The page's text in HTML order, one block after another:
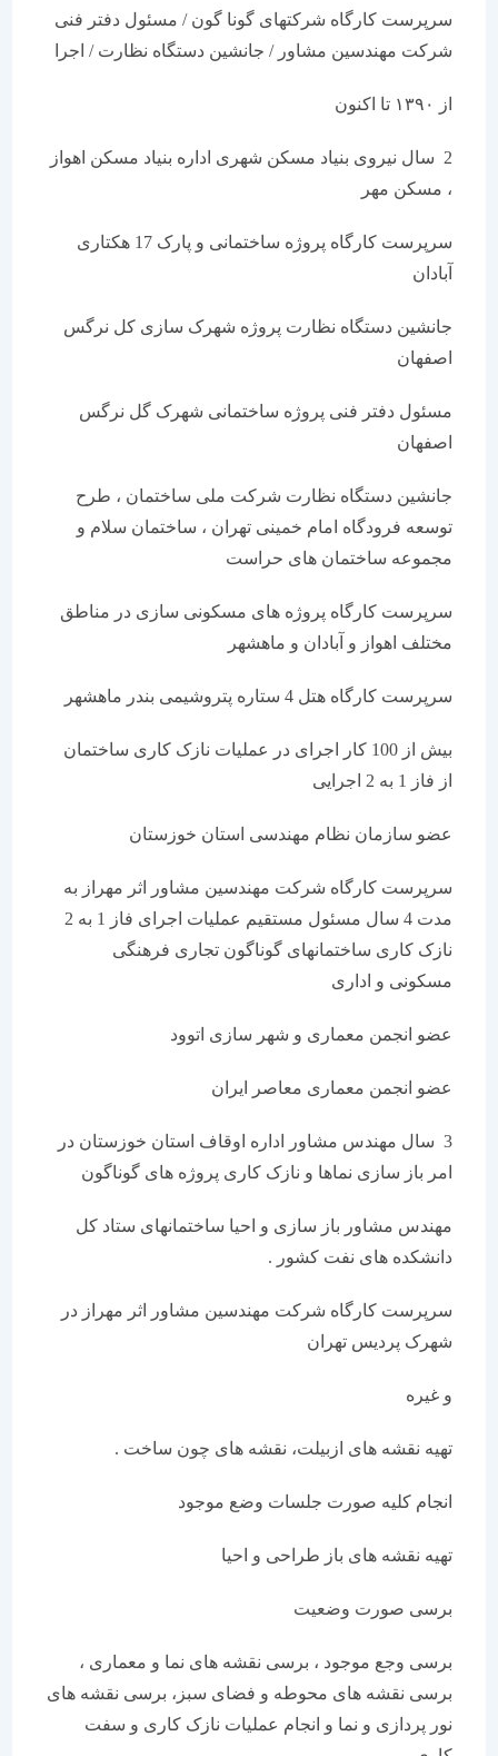
سرپرست کارگاه شرکتهای گونا گون / مسئول دفتر فنی
شرکت مهندسین مشاور / جانشین دستگاه نظارت / اجرا
2 سال نیروی بنیاد مسکن شهری اداره بنیاد مسکن اهواز
، مسکن مهر
سرپرست کارگاه پروژه ساختمانی و پارک 17 هکتاری
جانشین دستگاه نظارت پروژه شهرک سازی کل نرگس
اصفهان
مسئول دفتر فنی پروژه ساختمانی شهرک گل نرگس
اصفهان
جانشین دستگاه نظارت شرکت ملی ساختمان ، طرح
توسعه فرودگاه امام خمینی تهران ، ساختمان سلام و
مجموعه ساختمان های حراست
سرپرست کارگاه پروژه های مسکونی سازی در مناطق
مختلف اهواز و آبادان و ماهشهر
سرپرست کارگاه هتل 4 ستاره پتروشیمی بندر ماهشهر
بیش از 100 کار اجرای در عملیات نازک کاری ساختمان
عضو سازمان نظام مهندسی استان خوزستان
سرپرست کارگاه شرکت مهندسین مشاور اثر مهراز به
مدت 4 سال مسئول مستقیم عملیات اجرای فاز 1 به 2
نازک کاری ساختمانهای گوناگون تجاری فرهنگی
مسکونی و اداری
عضو انجمن معماری و شهر سازی اتوود
عضو انجمن معماری معاصر ایران
3 سال مهندس مشاور اداره اوقاف استان خوزستان در
امر باز سازی نماها و نازک کاری پروژه های گوناگون
مهندس مشاور باز سازی و احیا ساختمانهای ستاد کل
دانشکده های نفت کشور .
سرپرست کارگاه شرکت مهندسین مشاور اثر مهراز در
شهرک پردیس تهران
و غیره
تهیه نقشه های ازبیلت، نقشه های چون ساخت .
انجام کلیه صورت جلسات وضع موجود
تهیه نقشه های باز طراحی و احیا
برسی صورت وضعیت
برسی وجع موجود ، برسی نقشه های نما و معماری ،
برسی نقشه های محوطه و فضای سبز، برسی نقشه های
نور پردازی و نما و انجام عملیات نازک کاری و سفت